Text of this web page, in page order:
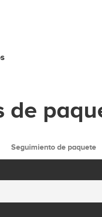
de
Seguimiento de paquete